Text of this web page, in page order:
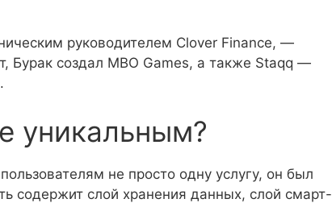
руководителем Clover Finance, —
Бурак создал MBO Games, а также Staqq —
уникальным?
не просто одну услугу, он был
содержит слой хранения данных, слой смарт-